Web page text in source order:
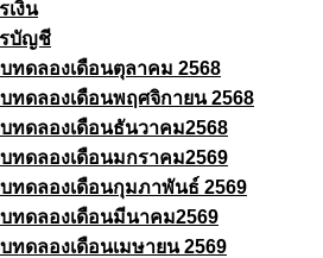
เงิน
บัญชี
ทดลองเดือนตุลาคม 2568
ทดลองเดือนพฤศจิกายน 2568
ทดลองเดือนธันวาคม2568
ทดลองเดือนมกราคม2569
ทดลองเดือนกุมภาพันธ์ 2569
ทดลองเดือนมีนาคม2569
ทดลองเดือนเมษายน 2569